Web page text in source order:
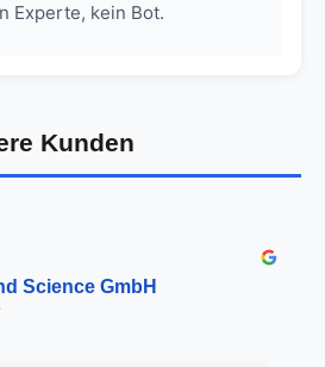
Experte, kein Bot.
Kunden
Science GmbH